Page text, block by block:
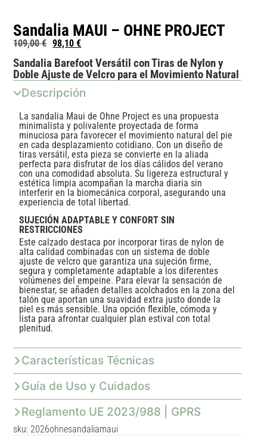
Sandalia MAUI – OHNE PROJECT
109,00€ 98,10€
Sandalia Barefoot Versátil con Tiras de Nylon y
Doble Ajuste de Velcro para el Movimiento Natural
Descripción
La sandalia Maui de Ohne Project es una propuesta
minimalista y polivalente proyectada de forma
minuciosa para favorecer el movimiento natural del pie
en cada desplazamiento cotidiano. Con un diseño de
tiras versátil, esta pieza se convierte en la aliada
perfecta para disfrutar de los días cálidos del verano
con una comodidad absoluta. Su ligereza estructural y
estética limpia acompañan la marcha diaria sin
interferir en la biomecánica corporal, asegurando una
experiencia de total libertad.
SUJECIÓN ADAPTABLE Y CONFORT SIN
RESTRICCIONES
Este calzado destaca por incorporar tiras de nylon de
alta calidad combinadas con un sistema de doble
ajuste de velcro que garantiza una sujeción firme,
segura y completamente adaptable a los diferentes
volúmenes del empeine. Para elevar la sensación de
bienestar, se añaden detalles acolchados en la zona del
talón que aportan una suavidad extra justo donde la
piel es más sensible. Una opción flexible, cómoda y
lista para afrontar cualquier plan estival con total
plenitud.
Características Técnicas
Guía de Uso y Cuidados
Reglamento UE 2023/988 | GPRS
sku: 2026ohnesandaliamaui